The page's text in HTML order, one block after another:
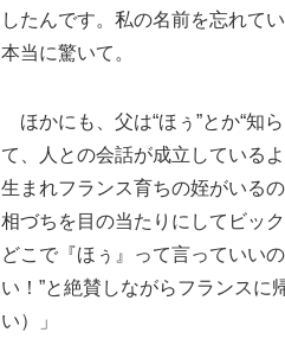
したんです。私の名前を忘れて
本当に驚いて。
ほかにも、父は“ほぅ”とか“知
て、人との会話が成立している
生まれフランス育ちの姪がいる
相づちを目の当たりにしてビッ
どこで『ほぅ』って言っていい
い！”と絶賛しながらフランス
い）」